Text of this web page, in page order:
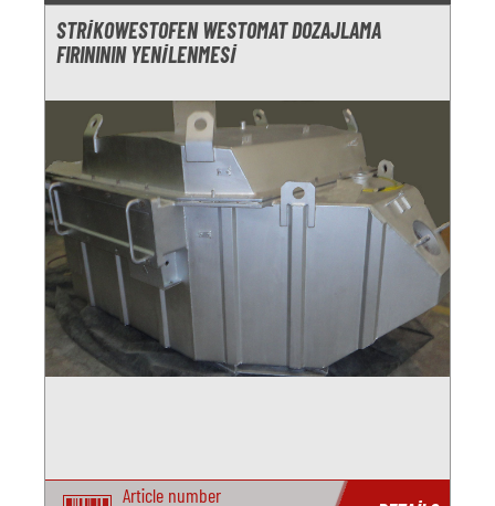
STRIKOWESTOFEN WESTOMAT DOZAJLAMA
FIRINININ YENILENMESI
Article number